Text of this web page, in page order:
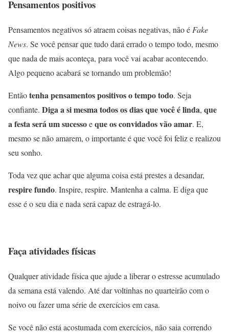
Pensamentos positivos
Pensamentos negativos só atraem coisas negativas, não é Fake
News. Se você pensar que tudo dará errado o tempo todo, mesmo
que nada de mais aconteça, para você vai acabar acontecendo.
Algo pequeno acabará se tornando um problemão!
Entãotenha pensamentos positivos o tempo todo. Seja
confiante. Diga a si mesma todos os dias que você é linda, que
a festa será um sucessoeque os convidados vão amar. E,
mesmo se não amarem, o importante é que você foi feliz e realizou
seu sonho.
Toda vez que achar que alguma coisa está prestes a desandar,
respire fundo. Inspire, respire. Mantenha a calma. E diga que
esse é o seu dia e nada será capaz de estragá-lo.
Faça atividades físicas
Qualquer atividade física que ajude a liberar o estresse acumulado
da semana está valendo. Até dar voltinhas no quarteirão com o
noivo ou fazer uma série de exercícios em casa.
Se você não está acostumada com exercícios, não saia correndo